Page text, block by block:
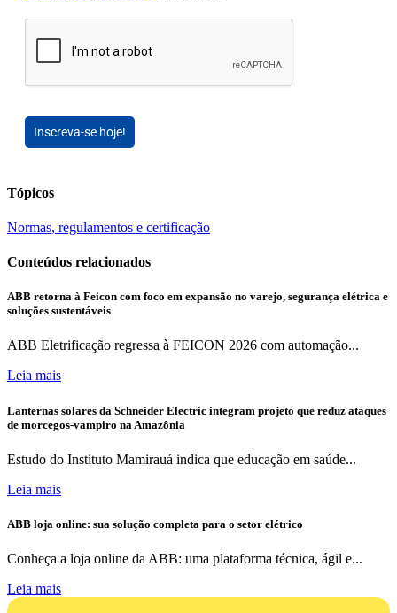
Inscreva-se hoje!
Tópicos
Normas, regulamentos e certificação
Conteúdos relacionados
ABB retorna à Feicon com foco em expansão no varejo, segurança elétrica e
soluções sustentáveis
ABB Eletrificação regressa à FEICON 2026 com automação...
Leia mais
Lanternas solares da Schneider Electric integram projeto que reduz ataques
de morcegos-vampiro na Amazônia
Estudo do Instituto Mamirauá indica que educação em saúde...
Leia mais
ABB loja online: sua solução completa para o setor elétrico
Conheça a loja online da ABB: uma plataforma técnica, ágil e...
Leia mais